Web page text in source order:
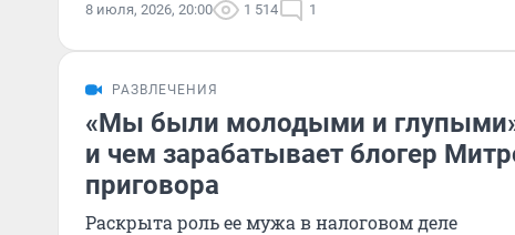
8 июля, 2026, 20:00 1 514 1
РАЗВЛЕЧЕНИЯ
«Мы были молодыми и
и чем зарабатывает блогер
приговора
Раскрыта роль ее мужа в налоговом деле